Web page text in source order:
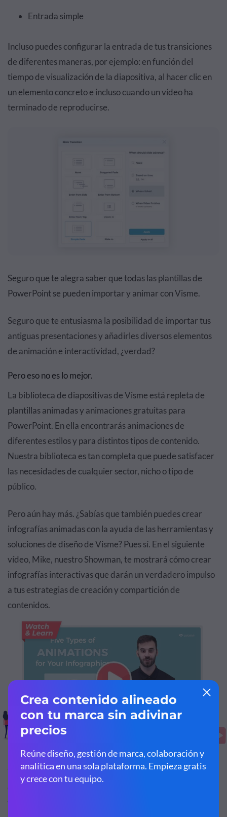
Entrada simple
Incluso puedes configurar la entrada de tus transiciones
de diferentes maneras, por ejemplo: en función del
tiempo de visualización de la diapositiva, al hacer clic en
un elemento concreto e incluso cuando un vídeo ha
terminado de reproducirse.
Seguro que te alegra saber que todas las plantillas de
PowerPoint se pueden importar y animar con Visme.
Seguro que te entusiasma la posibilidad de importar tus
antiguas presentaciones y añadirles diversos elementos
de animación e interactividad, ¿verdad?
Pero eso no es lo mejor.
La biblioteca de diapositivas de Visme está repleta de
plantillas animadas y animaciones gratuitas para
PowerPoint. En ella encontrarás animaciones de
diferentes estilos y para distintos tipos de contenido.
Nuestra biblioteca es tan completa que puede satisfacer
las necesidades de cualquier sector, nicho o tipo de
público.
Pero aún hay más. ¿Sabías que también puedes crear
infografías animadas con la ayuda de las herramientas y
soluciones de diseño de Visme? Pues sí. En el siguiente
vídeo, Mike, nuestro Showman, te mostrará cómo crear
infografías interactivas que darán un verdadero impulso
a tus estrategias de creación y compartición de
contenidos.
Y aquí abajo tienes algunos de nuestros mejores
conjuntos de diapositivas animadas. Son súper versátiles
y bonitas, además de 100% personalizables para que